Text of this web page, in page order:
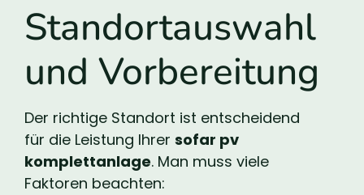
Standortauswahl
und Vorbereitung
Der richtige Standort ist entscheidend
für die Leistung Ihrer sofar pv
komplettanlage. Man muss viele
Faktoren beachten: